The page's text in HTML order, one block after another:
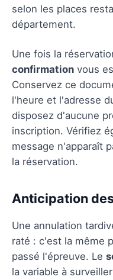
selon les places
département.
Une fois la
confirmation vous
Conservez ce
l'heure et l'adresse
disposez d'aucune
inscription. Vérifiez
message n'apparaît
la réservation.
Anticipation
Une annulation
raté : c'est la même
passé l'épreuve. Le
la variable à